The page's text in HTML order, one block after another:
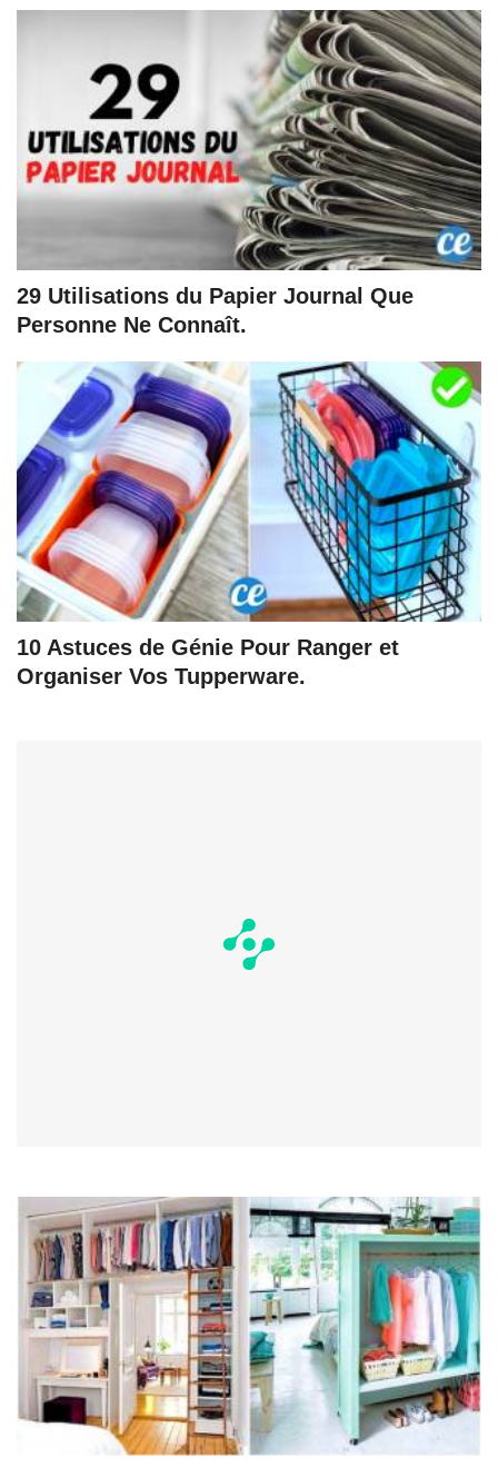
29 Utilisations du Papier Journal Que
Personne Ne Connaît.
10 Astuces de Génie Pour Ranger et
Organiser Vos Tupperware.